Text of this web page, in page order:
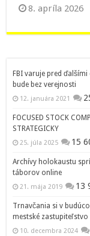
8. apríla 2026
FBI varuje pred
bude bez verejnosti
12. januára 2021
FOCUSED STOCK
STRATEGICKY
25. júla 2025 15
Archívy holokaustu
táborov online
21. mája 2019 13
Trnavčania si v
mestské
10. decembra 2024